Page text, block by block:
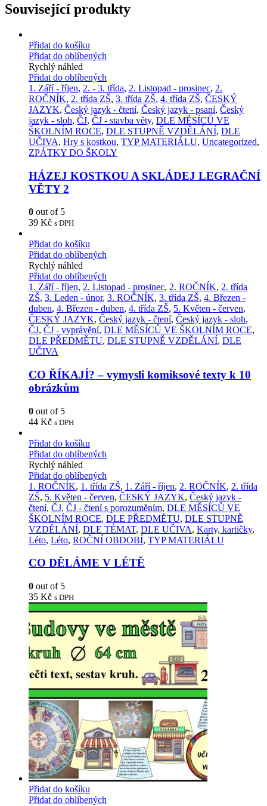
Související produkty
Přidat do košíku
Přidat do oblíbených
Rychlý náhled
Přidat do oblíbených
1. Září - říjen, 2. - 3. třída, 2. Listopad - prosinec, 2.
ROČNÍK, 2. třída ZŠ, 3. třída ZŠ, 4. třída ZŠ, ČESKÝ
JAZYK, Český jazyk - čtení, Český jazyk - psaní, Český
jazyk - sloh, ČJ, ČJ - stavba věty, DLE MĚSÍCŮ VE
ŠKOLNÍM ROCE, DLE STUPNĚ VZDĚLÁNÍ, DLE
UČIVA, Hry s kostkou, TYP MATERIÁLU, Uncategorized,
ZPÁTKY DO ŠKOLY
HÁZEJ KOSTKOU A SKLÁDEJ LEGRAČNÍ
VĚTY 2
0 out of 5
39 Kč s DPH
Přidat do košíku
Přidat do oblíbených
Rychlý náhled
Přidat do oblíbených
1. Září - říjen, 2. Listopad - prosinec, 2. ROČNÍK, 2. třída
ZŠ, 3. Leden - únor, 3. ROČNÍK, 3. třída ZŠ, 4. Březen -
duben, 4. Březen - duben, 4. třída ZŠ, 5. Květen - červen,
ČESKÝ JAZYK, Český jazyk - čtení, Český jazyk - sloh,
ČJ, ČJ - vyprávění, DLE MĚSÍCŮ VE ŠKOLNÍM ROCE,
DLE PŘEDMĚTU, DLE STUPNĚ VZDĚLÁNÍ, DLE
UČIVA
CO ŘÍKAJÍ? – vymysli komiksové texty k 10
obrázkům
0 out of 5
44 Kč s DPH
Přidat do košíku
Přidat do oblíbených
Rychlý náhled
Přidat do oblíbených
1. ROČNÍK, 1. třída ZŠ, 1. Září - říjen, 2. ROČNÍK, 2. třída
ZŠ, 5. Květen - červen, ČESKÝ JAZYK, Český jazyk -
čtení, ČJ, ČJ - čtení s porozuměním, DLE MĚSÍCŮ VE
ŠKOLNÍM ROCE, DLE PŘEDMĚTU, DLE STUPNĚ
VZDĚLÁNÍ, DLE TÉMAT, DLE UČIVA, Karty, kartičky,
Léto, Léto, ROČNÍ OBDOBÍ, TYP MATERIÁLU
CO DĚLÁME V LÉTĚ
0 out of 5
35 Kč s DPH
Přidat do košíku
Přidat do oblíbených